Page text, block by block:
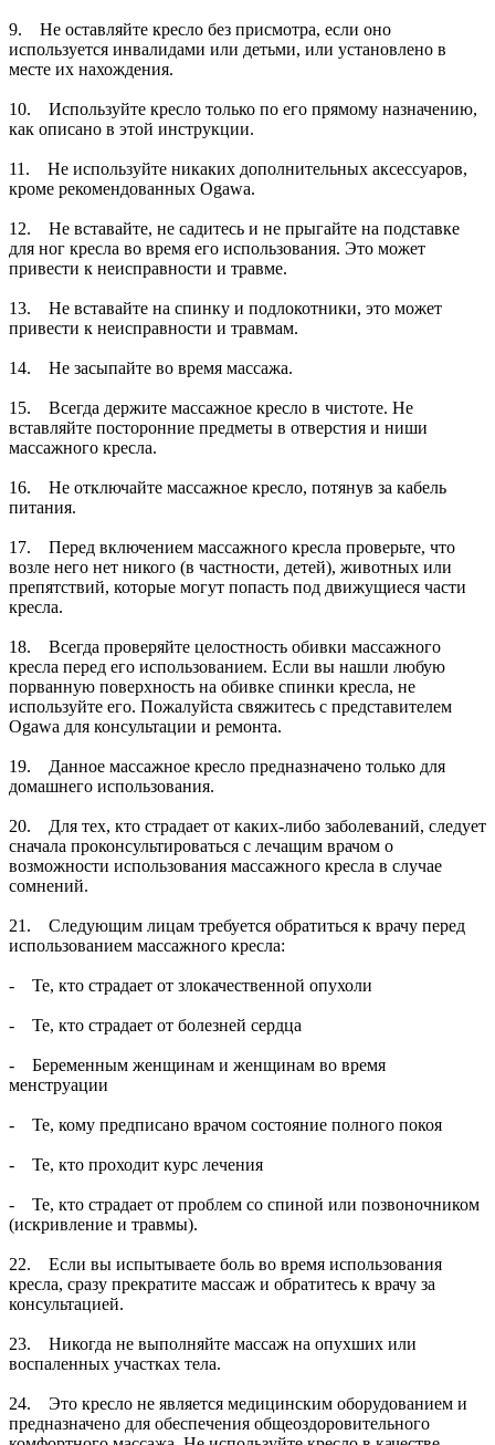
9. Не оставляйте кресло без присмотра, если оно
используется инвалидами или детьми, или установлено в
месте их нахождения.
10. Используйте кресло только по его прямому назначению,
как описано в этой инструкции.
11. Не используйте никаких дополнительных аксессуаров,
кроме рекомендованных Ogawa.
12. Не вставайте, не садитесь и не прыгайте на подставке
для ног кресла во время его использования. Это может
привести к неисправности и травме.
13. Не вставайте на спинку и подлокотники, это может
привести к неисправности и травмам.
14. Не засыпайте во время массажа.
15. Всегда держите массажное кресло в чистоте. Не
вставляйте посторонние предметы в отверстия и ниши
массажного кресла.
16. Не отключайте массажное кресло, потянув за кабель
питания.
17. Перед включением массажного кресла проверьте, что
возле него нет никого (в частности, детей), животных или
препятствий, которые могут попасть под движущиеся части
кресла.
18. Всегда проверяйте целостность обивки массажного
кресла перед его использованием. Если вы нашли любую
порванную поверхность на обивке спинки кресла, не
используйте его. Пожалуйста свяжитесь с представителем
Ogawa для консультации и ремонта.
19. Данное массажное кресло предназначено только для
домашнего использования.
20. Для тех, кто страдает от каких-либо заболеваний, следует
сначала проконсультироваться с лечащим врачом о
возможности использования массажного кресла в случае
сомнений.
21. Следующим лицам требуется обратиться к врачу перед
использованием массажного кресла:
- Те, кто страдает от злокачественной опухоли
- Те, кто страдает от болезней сердца
- Беременным женщинам и женщинам во время
менструации
- Те, кому предписано врачом состояние полного покоя
- Те, кто проходит курс лечения
- Те, кто страдает от проблем со спиной или позвоночником
(искривление и травмы).
22. Если вы испытываете боль во время использования
кресла, сразу прекратите массаж и обратитесь к врачу за
консультацией.
23. Никогда не выполняйте массаж на опухших или
воспаленных участках тела.
24. Это кресло не является медицинским оборудованием и
предназначено для обеспечения общеоздоровительного